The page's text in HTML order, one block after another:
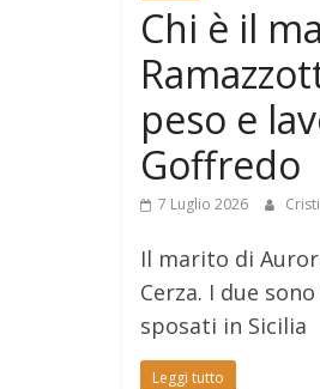
Chi è il
peso e
Goffredo
7 Luglio 2026
Il marito di
Cerza. I due
sposati in Sicilia
Leggi tutto